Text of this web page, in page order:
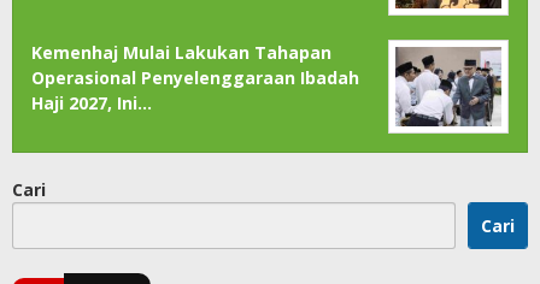
Kemenhaj Mulai Lakukan Tahapan
Operasional Penyelenggaraan Ibadah
Haji 2027, Ini…
Cari
Cari